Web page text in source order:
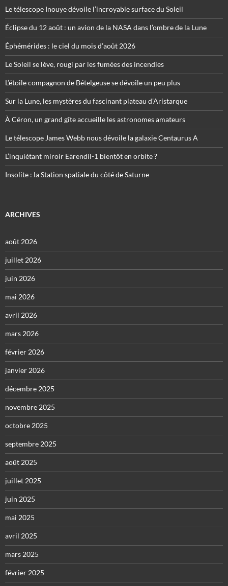
Le télescope Inouye dévoile l’incroyable surface du Soleil
Éclipse du 12 août : un avion de la NASA dans l’ombre de la Lune
Éphémérides : le ciel du mois d’août 2026
Le Soleil se lève, rougi par les fumées des incendies
L’étoile compagnon de Bételgeuse se dévoile un peu plus
Sur la Lune, les mystères du fascinant plateau d’Aristarque
À Céron, un grand gîte accueille les astronomes amateurs
Le télescope James Webb nous dévoile la galaxie Centaurus A
L’inquiétant miroir Eärendil-1 bientôt en orbite ?
Insolite : la Station spatiale du côté de Saturne
ARCHIVES
août 2026
juillet 2026
juin 2026
mai 2026
avril 2026
mars 2026
février 2026
janvier 2026
décembre 2025
novembre 2025
octobre 2025
septembre 2025
août 2025
juillet 2025
juin 2025
mai 2025
avril 2025
mars 2025
février 2025